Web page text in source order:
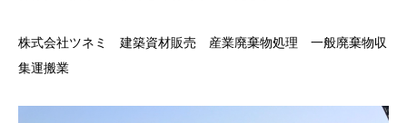
株式会社ツネミ 建築資材販売 産業廃棄物処理 一般廃棄物収
集運搬業